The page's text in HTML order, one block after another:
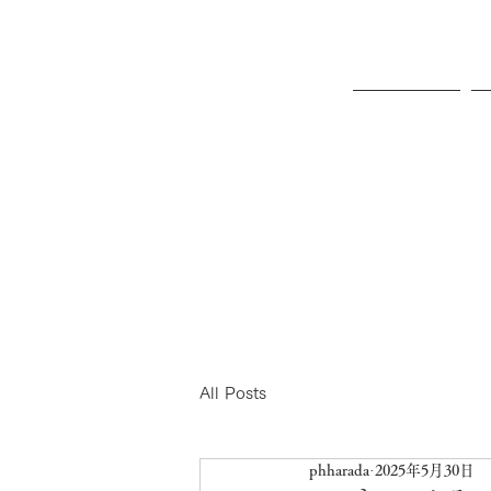
All Posts
phharada 2025年5月30日